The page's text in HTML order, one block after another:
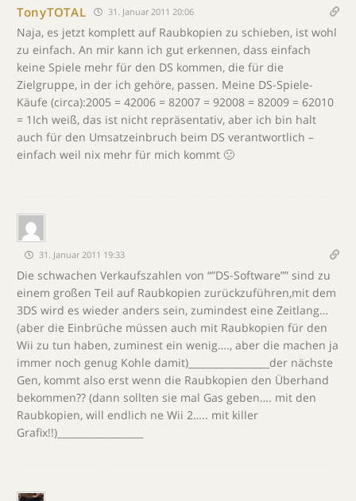
TonyTOTAL 31. Januar 2011 20:06
Naja, es jetzt komplett auf Raubkopien zu schieben, ist wohl
zu einfach. An mir kann ich gut erkennen, dass einfach
keine Spiele mehr für den DS kommen, die für die
Zielgruppe, in der ich gehöre, passen. Meine DS-Spiele-
Käufe (circa):2005 = 42006 = 82007 = 92008 = 82009 = 62010
= 1Ich weiß, das ist nicht repräsentativ, aber ich bin halt
auch für den Umsatzeinbruch beim DS verantwortlich –
einfach weil nix mehr für mich kommt 🙁
31. Januar 2011 19:33
Die schwachen Verkaufszahlen von “”DS-Software”” sind zu
einem großen Teil auf Raubkopien zurückzuführen,mit dem
3DS wird es wieder anders sein, zumindest eine Zeitlang…
(aber die Einbrüche müssen auch mit Raubkopien für den
Wii zu tun haben, zuminest ein wenig…., aber die machen ja
immer noch genug Kohle damit)_________________der nächste
Gen, kommt also erst wenn die Raubkopien den Überhand
bekommen?? (dann sollten sie mal Gas geben…. mit den
Raubkopien, will endlich ne Wii 2….. mit killer
Grafix!!)__________________